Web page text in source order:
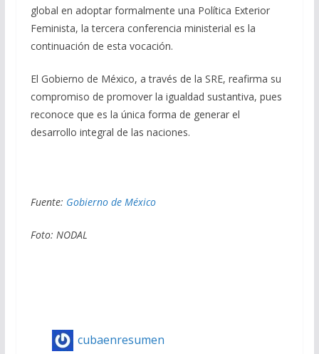
global en adoptar formalmente una Política Exterior
Feminista, la tercera conferencia ministerial es la
continuación de esta vocación.
El Gobierno de México, a través de la SRE, reafirma su
compromiso de promover la igualdad sustantiva, pues
reconoce que es la única forma de generar el
desarrollo integral de las naciones.
Fuente: Gobierno de México
Foto: NODAL
cubaenresumen